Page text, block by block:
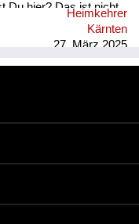
Du hier? Das ist nicht
Vater geschieden. Du
musst du
Bahnhof nach
Vor Unzmarkt löste ich
Heimkehrer
Kärnten
27. März 2025